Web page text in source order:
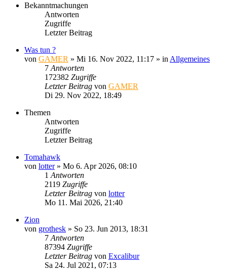
Bekanntmachungen
Antworten
Zugriffe
Letzter Beitrag
Was tun ?
von GAMER » Mi 16. Nov 2022, 11:17 » in Allgemeines
7 Antworten
172382 Zugriffe
Letzter Beitrag von GAMER
Di 29. Nov 2022, 18:49
Themen
Antworten
Zugriffe
Letzter Beitrag
Tomahawk
von lotter» Mo 6. Apr 2026, 08:10
1 Antworten
2119 Zugriffe
Letzter Beitrag von lotter
Mo 11. Mai 2026, 21:40
Zion
von grothesk » So 23. Jun 2013, 18:31
7 Antworten
87394 Zugriffe
Letzter Beitrag von Excalibur
Sa 24. Jul 2021, 07:13